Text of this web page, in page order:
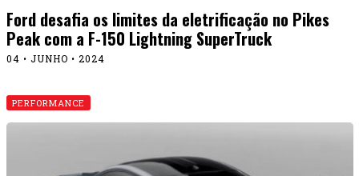
Ford desafia os limites da eletrificação no Pikes
Peak com a F-150 Lightning SuperTruck
04 • JUNHO • 2024
PERFORMANCE